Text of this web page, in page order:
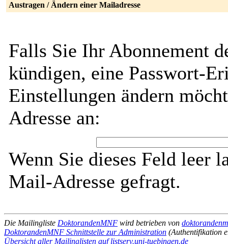
Austragen / Ändern einer Mailadresse
Falls Sie Ihr Abonnement
kündigen, eine Passwort-
Einstellungen ändern
Adresse an:
Wenn Sie dieses Feld leer
Mail-Adresse gefragt.
Die Mailingliste DoktorandenMNF wird betrieben von
DoktorandenMNF Schnittstelle zur Administration (Authentifikation
Übersicht aller Mailinglisten auf listserv.uni-tuebingen.de